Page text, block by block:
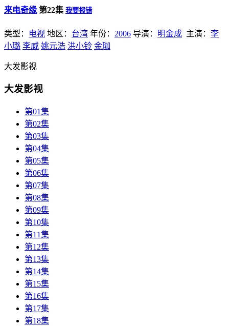
来电奇缘 第22集 我要报错
类型： 电视 地区： 台湾 年份： 2006 导演： 明金成 主演： 李
小璐 李威 姚元浩 洪小铃 金珈
大发影视
大发影视
第01集
第02集
第03集
第04集
第05集
第06集
第07集
第08集
第09集
第10集
第11集
第12集
第13集
第14集
第15集
第16集
第17集
第18集